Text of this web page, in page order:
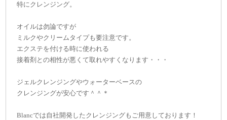
特にクレンジング。
オイルは勿論ですが
ミルクやクリームタイプも要注意です。
エクステを付ける時に使われる
接着剤との相性が悪くて取れやすくなります・・・
ジェルクレンジングやウォーターベースの
クレンジングが安心です＾＾＊
Blancでは自社開発したクレンジングもご用意しております！